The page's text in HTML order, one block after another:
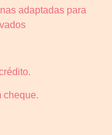
adaptadas para
cheque.